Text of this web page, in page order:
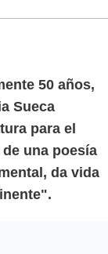
50 años,
Sueca
para el
una poesía
da vida